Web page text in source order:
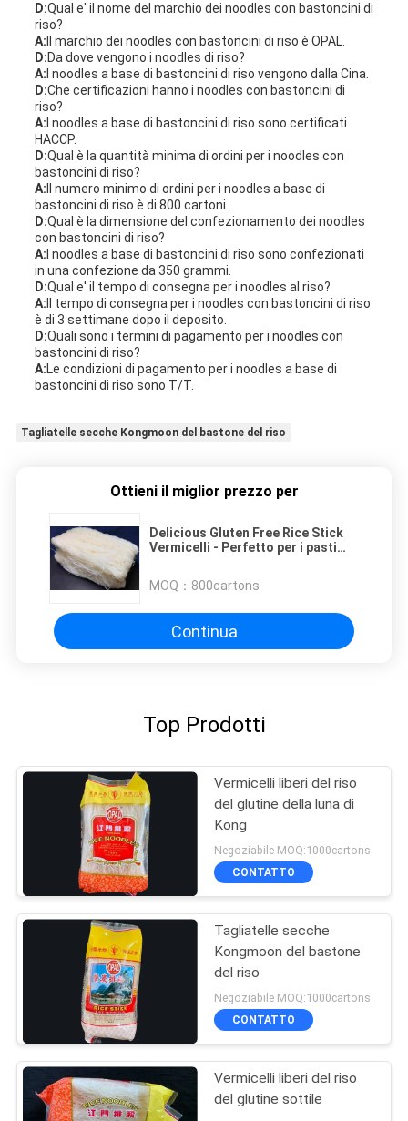
D:Qual e' il nome del marchio dei noodles con bastoncini di
riso?
A: Il marchio dei noodles con bastoncini di riso è OPAL.
D:Da dove vengono i noodles di riso?
A: I noodles a base di bastoncini di riso vengono dalla Cina.
D:Che certificazioni hanno i noodles con bastoncini di
riso?
A: I noodles a base di bastoncini di riso sono certificati
HACCP.
D:Qual è la quantità minima di ordini per i noodles con
bastoncini di riso?
A: Il numero minimo di ordini per i noodles a base di
bastoncini di riso è di 800 cartoni.
D:Qual è la dimensione del confezionamento dei noodles
con bastoncini di riso?
A: I noodles a base di bastoncini di riso sono confezionati
in una confezione da 350 grammi.
D:Qual e' il tempo di consegna per i noodles al riso?
A: Il tempo di consegna per i noodles con bastoncini di riso
è di 3 settimane dopo il deposito.
D:Quali sono i termini di pagamento per i noodles con
bastoncini di riso?
A:Le condizioni di pagamento per i noodles a base di
bastoncini di riso sono T/T.
Tagliatelle secche Kongmoon del bastone del riso
Ottieni il miglior prezzo per
Delicious Gluten Free Rice Stick
Vermicelli - Perfetto per i pasti
MOQ： 800cartons
Continua
Top Prodotti
Vermicelli liberi del riso
del glutine della luna di
Kong
Negoziabile MOQ:1000cartons
CONTATTO
Tagliatelle secche
Kongmoon del bastone
del riso
Negoziabile MOQ:1000cartons
CONTATTO
Vermicelli liberi del riso
del glutine sottile